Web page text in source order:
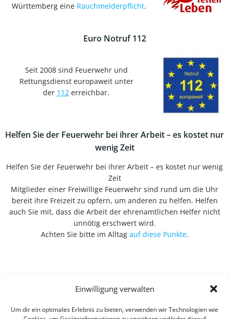
Einwilligung verwalten
Um dir ein optimales Erlebnis zu bieten, verwenden wir Technologien wie
Württemberg eine Rauchmelderpflicht.
Euro Notruf 112
Seit 2008 sind Feuerwehr und
Rettungsdienst europaweit unter
der 112 erreichbar.
Helfen Sie der Feuerwehr bei ihrer Arbeit – es kostet nur
wenig Zeit
Helfen Sie der Feuerwehr bei ihrer Arbeit – es kostet nur wenig
Zeit
Mitglieder einer Freiwillige Feuerwehr sind rund um die Uhr
bereit ihre Freizeit zu opfern, um anderen zu helfen. Helfen
auch Sie mit, dass die Arbeit der ehrenamtlichen Helfer nicht
unnötig erschwert wird.
Achten Sie bitte im Alltag auf diese Punkte.